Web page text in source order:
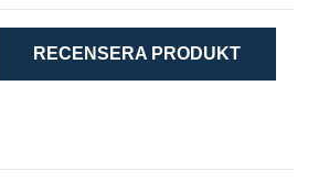
RECENSERA PRODUKT